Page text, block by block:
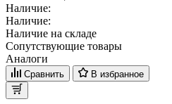
Наличие:
Наличие:
Наличие на складе
Сопутствующие товары
Аналоги
Сравнить В избранное